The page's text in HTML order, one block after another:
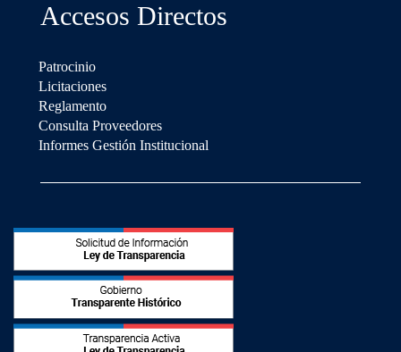
Accesos Directos
Patrocinio
Licitaciones
Reglamento
Consulta Proveedores
Informes Gestión Institucional